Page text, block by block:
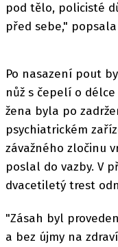
pod tělo, policisté
před sebe,"
Po nasazení pout
nůž s čepelí o
žena byla po
psychiatrickém
závažného zločinu
poslal do vazby. V
dvacetiletý trest
"Zásah byl
a bez újmy na